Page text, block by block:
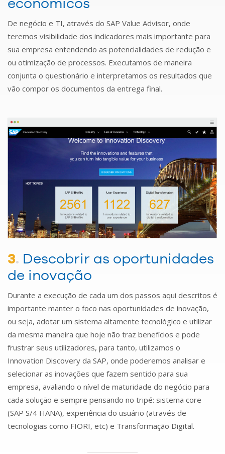
De negócio e TI, através do SAP Value Advisor, onde
teremos visibilidade dos indicadores mais importante para
sua empresa entendendo as potencialidades de redução e
ou otimização de processos. Executamos de maneira
conjunta o questionário e interpretamos os resultados que
vão compor os documentos da entrega final.
3. Descobrir as oportunidades
de inovação
Durante a execução de cada um dos passos aqui descritos é
importante manter o foco nas oportunidades de inovação,
ou seja, adotar um sistema altamente tecnológico e utilizar
da mesma maneira que hoje não traz benefícios e pode
frustrar seus utilizadores, para tanto, utilizamos o
Innovation Discovery da SAP, onde poderemos analisar e
selecionar as inovações que fazem sentido para sua
empresa, avaliando o nível de maturidade do negócio para
cada solução e sempre pensando no tripé: sistema core
(SAP S/4 HANA), experiência do usuário (através de
tecnologias como FIORI, etc) e Transformação Digital.